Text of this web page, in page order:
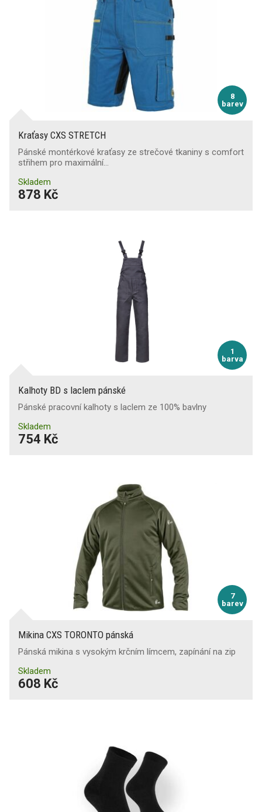
8
barev
Kraťasy CXS STRETCH
Pánské montérkové kraťasy ze strečové tkaniny s comfort
střihem pro maximální…
Skladem
878 Kč
1
barva
Kalhoty BD s laclem pánské
Pánské pracovní kalhoty s laclem ze 100% bavlny
Skladem
754 Kč
7
barev
Mikina CXS TORONTO pánská
Pánská mikina s vysokým krčním límcem, zapínání na zip
Skladem
608 Kč